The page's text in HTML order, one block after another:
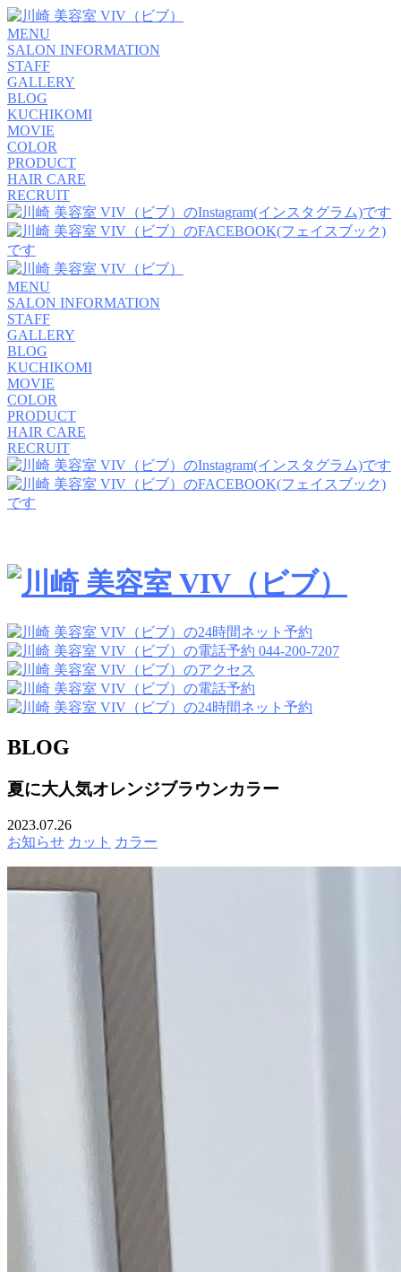
MENU
SALON INFORMATION
STAFF
GALLERY
BLOG
KUCHIKOMI
MOVIE
COLOR
PRODUCT
HAIR CARE
RECRUIT
MENU
SALON INFORMATION
STAFF
GALLERY
BLOG
KUCHIKOMI
MOVIE
COLOR
PRODUCT
HAIR CARE
RECRUIT
044-200-7207
BLOG
夏に大人気オレンジブラウンカラー
2023.07.26
お知らせ カット カラー